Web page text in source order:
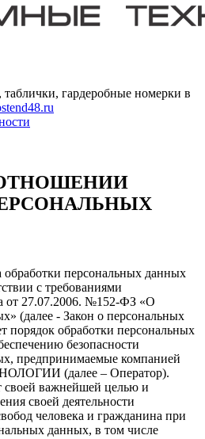
гардеробные номерки в
обработки персональных данных
с требованиями
от 27.07.2006. №152-ФЗ «О
(далее - Закон о персональных
порядок обработки персональных
безопасности
предпринимаемые компанией
(далее – Оператор).
своей важнейшей целью и
своей деятельности
человека и гражданина при
данных, в том числе